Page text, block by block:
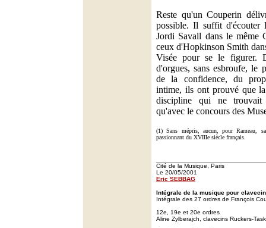
Reste qu'un Couperin
possible. Il suffit d'écouter
Jordi Savall dans le même
ceux d'Hopkinson Smith
Visée pour se le figurer.
d'orgues, sans esbroufe, le
de la confidence, du
intime, ils ont prouvé que
discipline qui ne trouvait
qu'avec le concours des
(1) Sans mépris, aucun, pour Rameau,
passionnant du XVIIIe siècle français.
Cité de la Musique, Paris
Le 20/05/2001
Eric SEBBAG
Intégrale de la musique pour
Intégrale des 27 ordres de François
12e, 19e et 20e ordres
Aline Zylberajch, clavecins Ruckers-